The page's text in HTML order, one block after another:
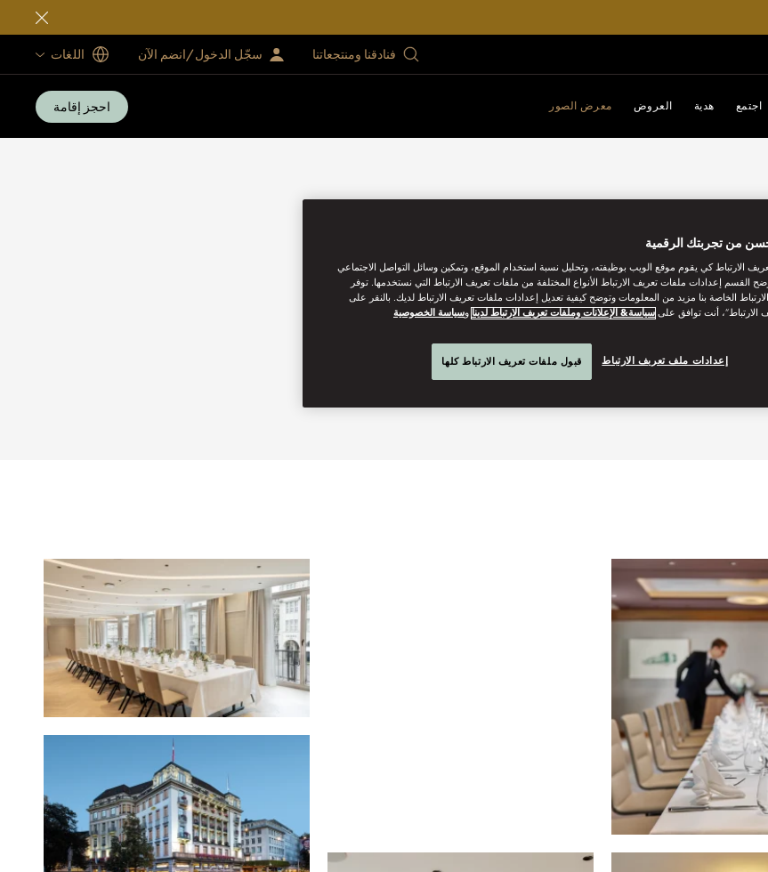
فنادقنا ومنتجعاتنا سجّل الدخول/انضم الآن اللغات
اجتمع هدية العروض معرض الصور احجز إقامة
من تجربتك الرقمية
الارتباط كي يقوم موقع الويب بوظيفته، وتحليل نسبة استخدام الموقع، وتمكين وسائل التواصل الاجتماعي
القسم إعدادات ملفات تعريف الارتباط الأنواع المختلفة من ملفات تعريف الارتباط التي نستخدمها. توفر
الخاصة بنا مزيد من المعلومات وتوضح كيفية تعديل إعدادات ملفات تعريف الارتباط لديك. بالنقر على
الارتباط”، أنت توافق على سياسة& الإعلانات وملفات تعريف الارتباط لدينا وسياسة الخصوصية
إعدادات ملف تعريف الارتباط قبول ملفات تعريف الارتباط كلها